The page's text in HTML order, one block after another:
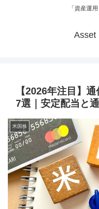
「資産運
Asset
【2026年注目】
7選｜安定配当と
米国株